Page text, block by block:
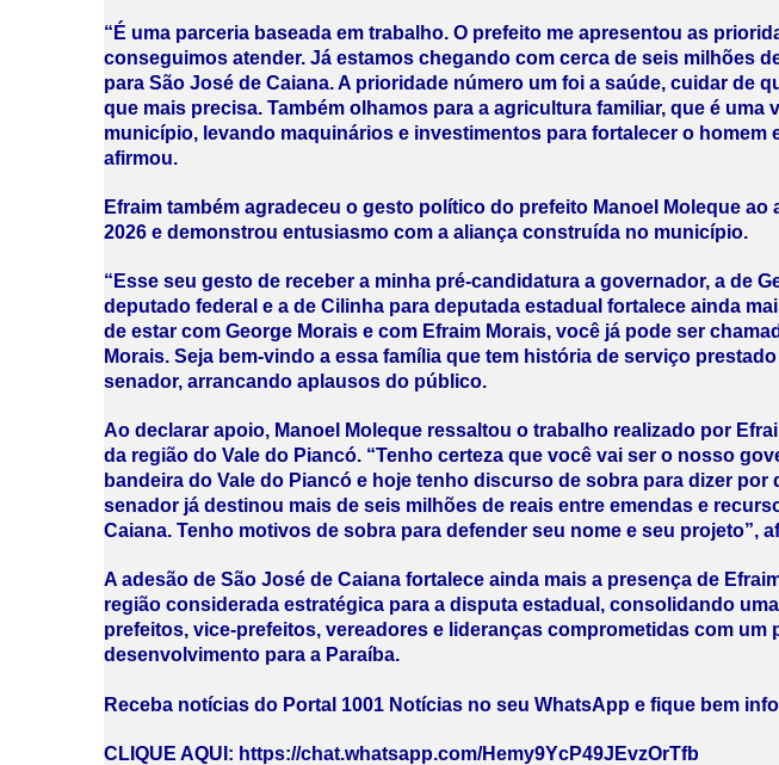
“É uma parceria baseada em trabalho. O prefeito me apresentou as
conseguimos atender. Já estamos chegando com cerca de seis milhões
para São José de Caiana. A prioridade número um foi a saúde, cuidar de
que mais precisa. Também olhamos para a agricultura familiar, que é uma
município, levando maquinários e investimentos para fortalecer o homem
afirmou.
Efraim também agradeceu o gesto político do prefeito Manoel Moleque ao
2026 e demonstrou entusiasmo com a aliança construída no município.
“Esse seu gesto de receber a minha pré-candidatura a governador, a de
deputado federal e a de Cilinha para deputada estadual fortalece ainda
de estar com George Morais e com Efraim Morais, você já pode ser
Morais. Seja bem-vindo a essa família que tem história de serviço
senador, arrancando aplausos do público.
Ao declarar apoio, Manoel Moleque ressaltou o trabalho realizado por
da região do Vale do Piancó. “Tenho certeza que você vai ser o nosso
bandeira do Vale do Piancó e hoje tenho discurso de sobra para dizer por
senador já destinou mais de seis milhões de reais entre emendas e
Caiana. Tenho motivos de sobra para defender seu nome e seu projeto”,
A adesão de São José de Caiana fortalece ainda mais a presença de
região considerada estratégica para a disputa estadual, consolidando
prefeitos, vice-prefeitos, vereadores e lideranças comprometidas com um
desenvolvimento para a Paraíba.
Receba notícias do Portal 1001 Notícias no seu WhatsApp e fique bem
CLIQUE AQUI: https://chat.whatsapp.com/Hemy9YcP49JEvzOrTfb